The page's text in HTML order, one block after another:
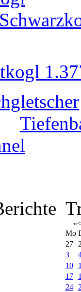
«<
Mo
27
3
10
17
24